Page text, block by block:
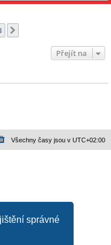
správné
Přejít na
Všechny časy jsou v UTC+02:00
© phpBB Limited